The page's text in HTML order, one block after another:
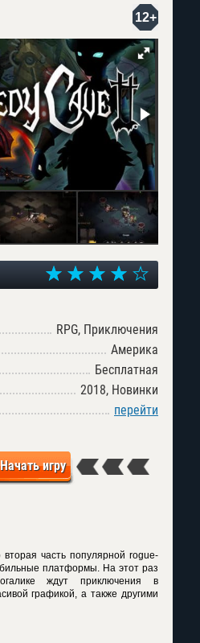
12+
RPG, Приключения
Америка
Бесплатная
2018, Новинки
перейти
Начать игру
часть популярной rogue-
платформы. На этот раз
ждут приключения в
графикой, а также другими